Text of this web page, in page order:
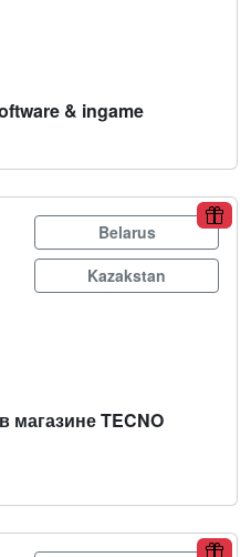
& ingame
Belarus
Kazakstan
TECNO